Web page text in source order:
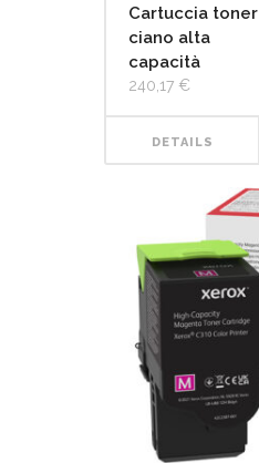
Cartuccia toner
ciano alta
capacità
240,17 €
DETAILS